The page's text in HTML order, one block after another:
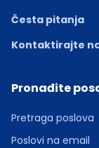
Česta pitanja
Kontaktirajte
Pronađite
Pretraga poslova
Poslovi na email